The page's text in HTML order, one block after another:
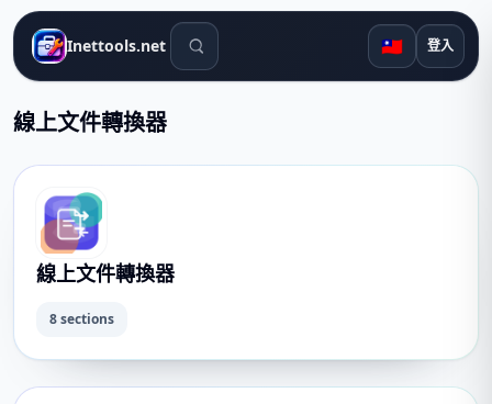
Inettools.net 搜尋工具 🇹🇼 登入
線上文件轉換器
線上文件轉換器
8 sections